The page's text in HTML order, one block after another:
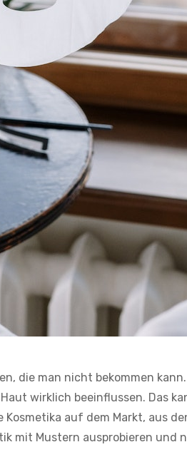
die man nicht bekommen
wirklich beeinflussen. Das
auf dem Markt, aus
mit Mustern ausprobieren und